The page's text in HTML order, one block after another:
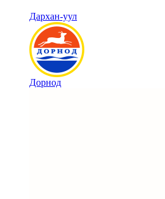
Дархан-уул
Дорнод